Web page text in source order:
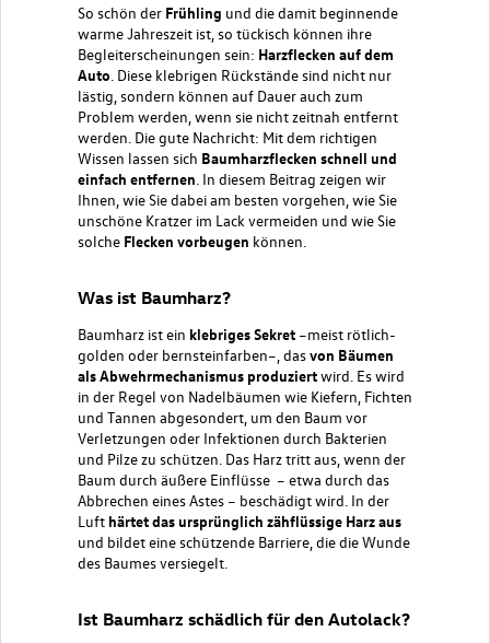
So schön der Frühling und die damit beginnende
warme Jahreszeit ist, so tückisch können ihre
Begleiterscheinungen sein: Harzflecken auf dem
Auto . Diese klebrigen Rückstände sind nicht nur
lästig, sondern können auf Dauer auch zum
Problem werden, wenn sie nicht zeitnah entfernt
werden. Die gute Nachricht: Mit dem richtigen
Wissen lassen sich Baumharzflecken schnell und
einfach entfernen . In diesem Beitrag zeigen wir
Ihnen, wie Sie dabei am besten vorgehen, wie Sie
unschöne Kratzer im Lack vermeiden und wie Sie
solche Flecken vorbeugen können.
Was ist Baumharz?
Baumharz ist ein klebriges Sekret –meist rötlich-
golden oder bernsteinfarben–, dasvon Bäumen
als Abwehrmechanismus produziertwird. Es wird
in der Regel von Nadelbäumen wie Kiefern, Fichten
und Tannen abgesondert, um den Baum vor
Verletzungen oder Infektionen durch Bakterien
und Pilze zu schützen. Das Harz tritt aus, wenn der
Baum durch äußere Einflüsse – etwa durch das
Abbrechen eines Astes – beschädigt wird. In der
Luft härtet das ursprünglich zähflüssige Harz aus
und bildet eine schützende Barriere, die die Wunde
des Baumes versiegelt.
Ist Baumharz schädlich für den Autolack?